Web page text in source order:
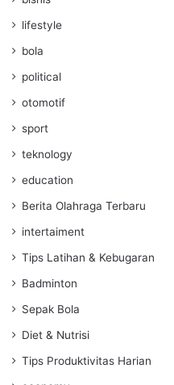
lifestyle
bola
political
otomotif
sport
teknology
education
Berita Olahraga Terbaru
intertaiment
Tips Latihan & Kebugaran
Badminton
Sepak Bola
Diet & Nutrisi
Tips Produktivitas Harian